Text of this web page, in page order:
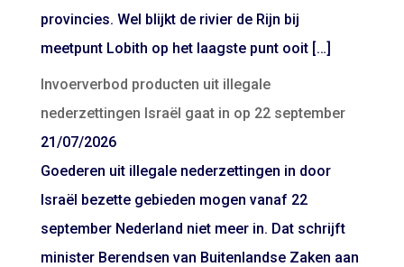
provincies. Wel blijkt de rivier de Rijn bij
meetpunt Lobith op het laagste punt ooit […]
Invoerverbod producten uit illegale
nederzettingen Israël gaat in op 22 september
21/07/2026
Goederen uit illegale nederzettingen in door
Israël bezette gebieden mogen vanaf 22
september Nederland niet meer in. Dat schrijft
minister Berendsen van Buitenlandse Zaken aan